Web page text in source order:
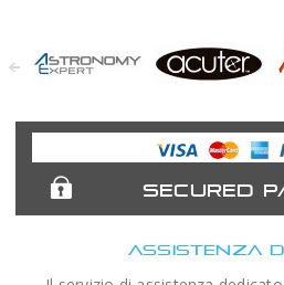
Expert
SECURED
ASSISTENZA